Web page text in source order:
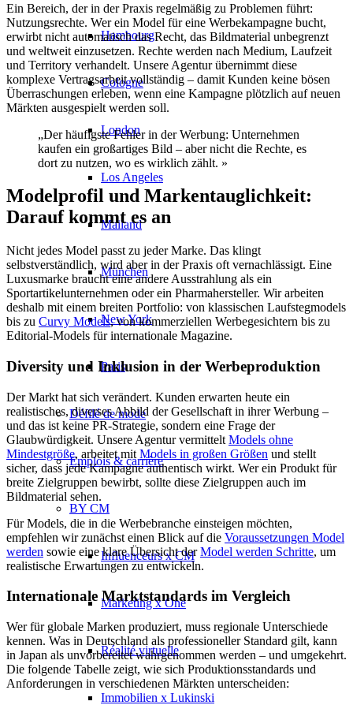
Hambourg
Cologne
London
Los Angeles
Mailand
München
New York
Paris
Défilé de mode
Emplois & carrière
BY CM
Influenceurs x CM
Marketing x One
Réalité virtuelle
Immobilien x Lukinski
Ein Bereich, der in der Praxis regelmäßig zu Problemen führt:
Nutzungsrechte. Wer ein Model für eine Werbekampagne bucht,
erwirbt nicht automatisch das Recht, das Bildmaterial unbegrenzt
und weltweit einzusetzen. Rechte werden nach Medium, Laufzeit
und Territory verhandelt. Unsere Agentur übernimmt diese
komplexe Vertragsarbeit vollständig – damit Kunden keine bösen
Überraschungen erleben, wenn eine Kampagne plötzlich auf neuen
Märkten ausgespielt werden soll.
„Der häufigste Fehler in der Werbung: Unternehmen
kaufen ein großartiges Bild – aber nicht die Rechte, es
dort zu nutzen, wo es wirklich zählt. »
Modelprofil und Markentauglichkeit:
Darauf kommt es an
Nicht jedes Model passt zu jeder Marke. Das klingt
selbstverständlich, wird aber in der Praxis oft vernachlässigt. Eine
Luxusmarke braucht eine andere Ausstrahlung als ein
Sportartikelunternehmen oder ein Pharmahersteller. Wir arbeiten
deshalb mit einem breiten Portfolio: von klassischen Laufstegmodels
bis zu Curvy Models, von kommerziellen Werbegesichtern bis zu
Editorial-Models für internationale Magazine.
Diversity und Inklusion in der Werbeproduktion
Der Markt hat sich verändert. Kunden erwarten heute ein
realistisches, diverses Abbild der Gesellschaft in ihrer Werbung –
und das ist keine PR-Strategie, sondern eine Frage der
Glaubwürdigkeit. Unsere Agentur vermittelt Models ohne
Mindestgröße, arbeitet mit Models in großen Größen und stellt
sicher, dass jede Kampagne authentisch wirkt. Wer ein Produkt für
breite Zielgruppen bewirbt, sollte diese Zielgruppen auch im
Bildmaterial sehen.
Für Models, die in die Werbebranche einsteigen möchten,
empfehlen wir zunächst einen Blick auf die Voraussetzungen Model
werden sowie eine klare Übersicht derModel werden Schritte, um
realistische Erwartungen zu entwickeln.
Internationale Marktstandards im Vergleich
Wer für globale Marken produziert, muss regionale Unterschiede
kennen. Was in Deutschland als professioneller Standard gilt, kann
in Japan als unvorbereitet wahrgenommen werden – und umgekehrt.
Die folgende Tabelle zeigt, wie sich Produktionsstandards und
Anforderungen in verschiedenen Märkten unterscheiden: